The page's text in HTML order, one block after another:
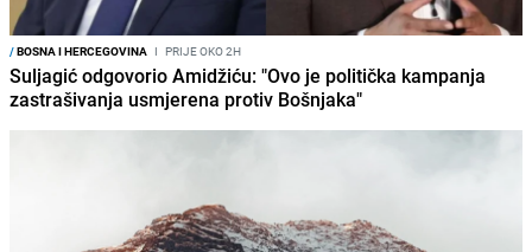
/BOSNA I HERCEGOVINA I PRIJE OKO 2H
Suljagić odgovorio Amidžiću: "Ovo je politička kampanja
zastrašivanja usmjerena protiv Bošnjaka"